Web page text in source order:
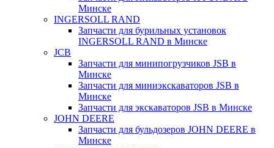
Минске
INGERSOLL RAND
Запчасти для бурильных установок
INGERSOLL RAND в Минске
JCB
Запчасти для минипогрузчиков JSB в
Минске
Запчасти для миниэкскаваторов JSB в
Минске
Запчасти для экскаваторов JSB в Минске
JOHN DEERE
Запчасти для бульдозеров JOHN DEERE в
Минске